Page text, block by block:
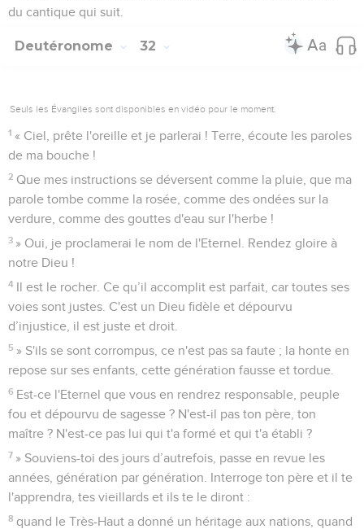
du cantique qui suit.
Deutéronome 32
Seuls les Évangiles sont disponibles en vidéo pour le moment.
1 « Ciel, prête l'oreille et je parlerai ! Terre, écoute les paroles
de ma bouche !
2 Que mes instructions se déversent comme la pluie, que ma
parole tombe comme la rosée, comme des ondées sur la
verdure, comme des gouttes d'eau sur l'herbe !
3 » Oui, je proclamerai le nom de l'Eternel. Rendez gloire à
notre Dieu !
4 Il est le rocher. Ce qu’il accomplit est parfait, car toutes ses
voies sont justes. C'est un Dieu fidèle et dépourvu
d’injustice, il est juste et droit.
5 » S'ils se sont corrompus, ce n'est pas sa faute ; la honte en
repose sur ses enfants, cette génération fausse et tordue.
6 Est-ce l'Eternel que vous en rendrez responsable, peuple
fou et dépourvu de sagesse ? N'est-il pas ton père, ton
maître ? N'est-ce pas lui qui t'a formé et qui t'a établi ?
7 » Souviens-toi des jours d’autrefois, passe en revue les
années, génération par génération. Interroge ton père et il te
l'apprendra, tes vieillards et ils te le diront :
8 quand le Très-Haut a donné un héritage aux nations, quand